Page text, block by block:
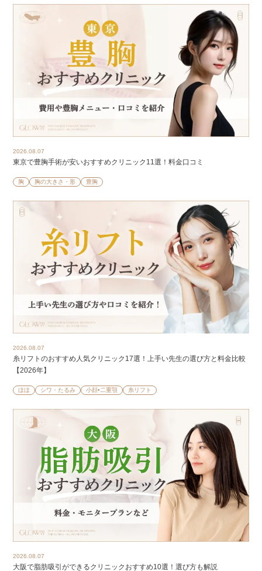
2026.08.07
東京で豊胸手術が安いおすすめクリニック11選！料金口コミ
胸 胸の大きさ・形 豊胸
2026.08.07
糸リフトのおすすめ人気クリニック17選！上手い先生の選び方と料金比較
【2026年】
ほほ シワ・たるみ 小顔•二重顎 糸リフト
2026.08.07
大阪で脂肪吸引ができるクリニックおすすめ10選！選び方も解説